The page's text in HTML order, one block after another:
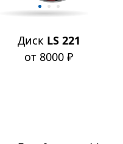
Диск LS 221
от 8000 ₽